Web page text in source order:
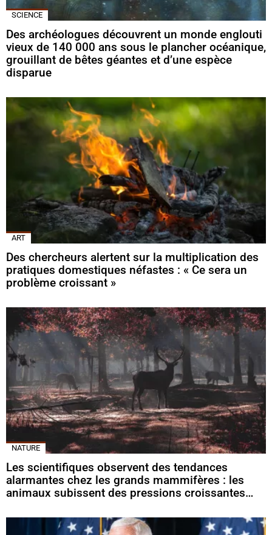
SCIENCE
Des archéologues découvrent un monde englouti
vieux de 140 000 ans sous le plancher océanique,
grouillant de bêtes géantes et d’une espèce
disparue
ART
Des chercheurs alertent sur la multiplication des
pratiques domestiques néfastes : « Ce sera un
problème croissant »
NATURE
Les scientifiques observent des tendances
alarmantes chez les grands mammifères : les
animaux subissent des pressions croissantes…